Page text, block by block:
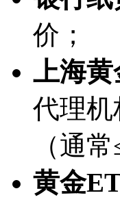
价；
上海黄
代理
（通
黄金